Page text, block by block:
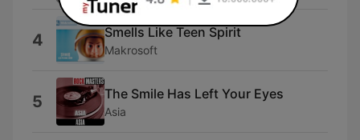
4 Smells Like Teen Spirit
Makrosoft
5 The Smile Has Left Your Eyes
Asia